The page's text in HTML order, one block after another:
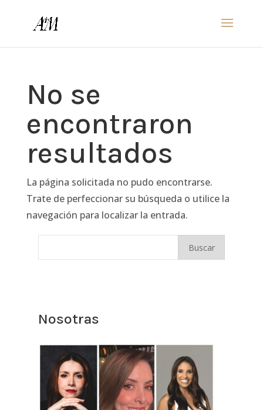
No se
encontraron
resultados
La página solicitada no pudo encontrarse.
Trate de perfeccionar su búsqueda o utilice la
navegación para localizar la entrada.
Nosotras